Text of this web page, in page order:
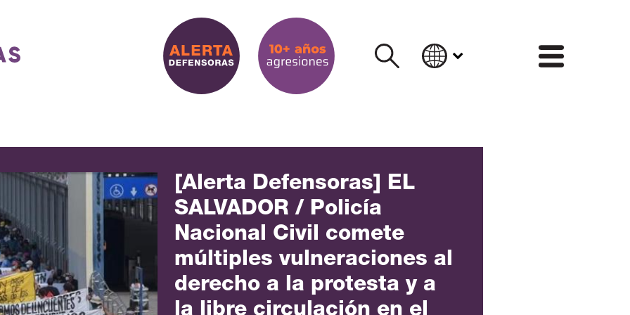
[Alerta Defensoras] EL
SALVADOR / Policía
Nacional Civil comete
múltiples vulneraciones al
derecho a la protesta y a